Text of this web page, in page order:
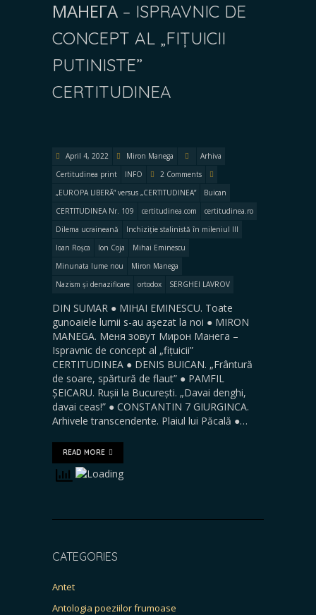
МАНЕГА – ISPRAVNIC DE
CONCEPT AL „FIȚUICII
PUTINISTE”
CERTITUDINEA
April 4, 2022 Miron Manega
Arhiva
Certitudinea print
INFO
2 Comments
„EUROPA LIBERĂ” versus „CERTITUDINEA”
Buican
CERTITUDINEA Nr. 109
certitudinea.com
certitudinea.ro
Dilema ucraineană
Inchiziție stalinistă în mileniul III
Ioan Roșca
Ion Coja
Mihai Eminescu
Minunata lume nou
Miron Manega
Nazism și denazificare
ortodox SERGHEI LAVROV
DIN SUMAR ● MIHAI EMINESCU. Toate
gunoaiele lumii s-au aşezat la noi ● MIRON
MANEGA. Меня зовут Мирон Манега –
Ispravnic de concept al „fițuicii”
CERTITUDINEA ● DENIS BUICAN. „Frântură
de soare, spărtură de flaut” ● PAMFIL
ȘEICARU. Rușii la București. „Davai denghi,
davai ceas!” ● CONSTANTIN 7 GIURGINCA.
Arhivele transcendente. Plaiul lui Păcală ●…
READ MORE
CATEGORIES
Antet
Antologia poeziilor frumoase